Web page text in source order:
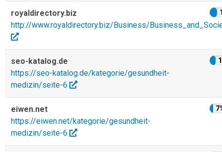
royaldirectory.biz
http://www.royaldirectory.biz/Business/
seo-katalog.de
https://seo-katalog.de/kategorie/gesundheit-
medizin/seite-6
eiwen.net
https://eiwen.net/kategorie/gesundheit-
medizin/seite-6